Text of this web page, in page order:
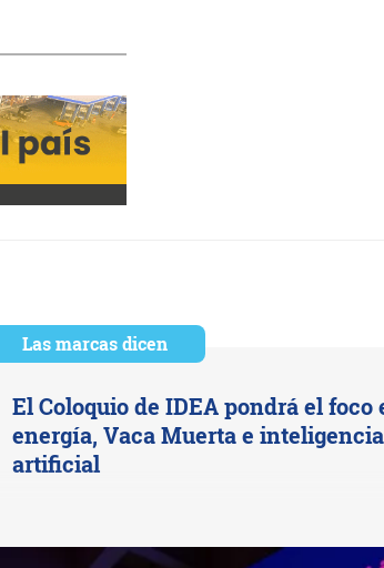
Las marcas dicen
El Coloquio de IDEA pondrá el foco
energía, Vaca Muerta e inteligencia
artificial